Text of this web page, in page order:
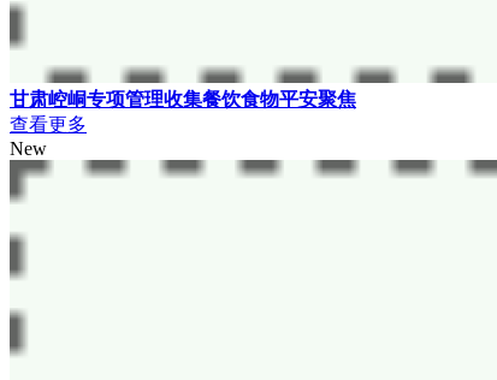
甘肃崆峒专项管理收集餐饮食物平安聚焦
查看更多
New